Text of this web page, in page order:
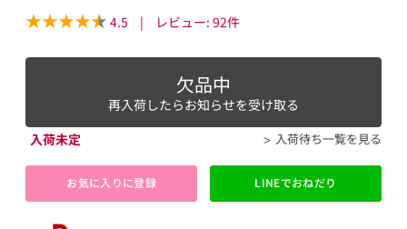
4.5 | レビュー: 92件
欠品中
再入荷したらお知らせを受け取る
入荷未定
入荷待ち一覧を見る
お気に入りに登録 LINEでおねだり